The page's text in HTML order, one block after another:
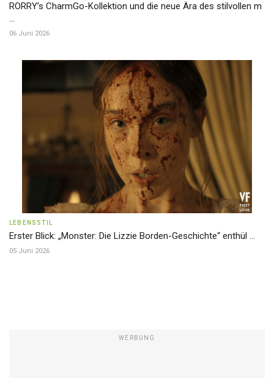
RORRY’s CharmGo-Kollektion und die neue Ära des stilvollen m
...
06 Juni 2026
LEBENSSTIL
Erster Blick: „Monster: Die Lizzie Borden-Geschichte“ enthül ...
05 Juni 2026
WERBUNG